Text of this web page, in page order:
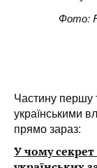
Фото:
Частину першу
українськими
прямо зараз:
У чому